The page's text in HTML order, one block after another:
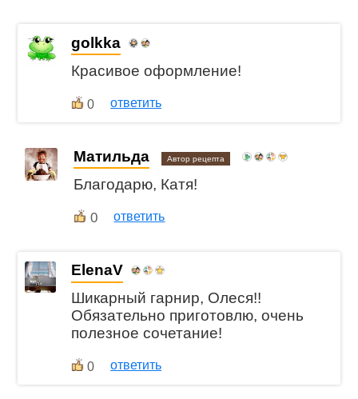
golkka
Красивое оформление!
0 ответить
Матильда Автор рецепта
Благодарю, Катя!
0 ответить
ElenaV
Шикарный гарнир, Олеся!!
Обязательно приготовлю, очень
полезное сочетание!
0 ответить